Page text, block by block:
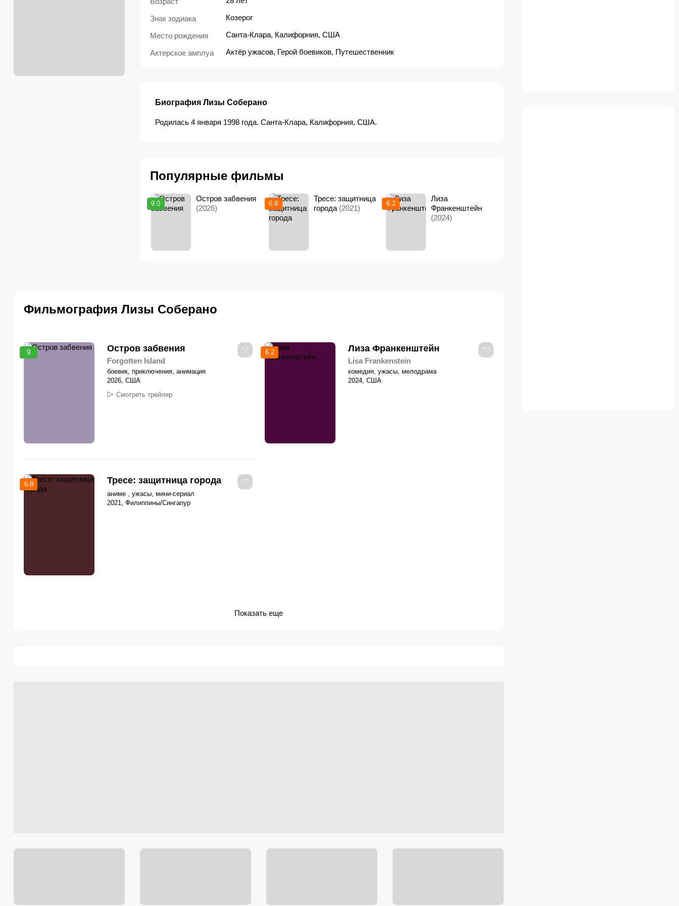
Знак зодиака Козерог
Место рождения Санта-Клара, Калифорния, США
Актерское амплуа Актёр ужасов, Герой боевиков, Путешественник
Биография Лизы Соберано
Родилась 4 января 1998 года. Санта-Клара, Калифорния, США.
Популярные фильмы
9.0
Остров забвения
(2026)
6.8
Тресе: защитница
города (2021)
6.2
Лиза
Франкенштейн
(2024)
Фильмография Лизы Соберано
9 Остров забвения
Forgotten Island
боевик, приключения, анимация
2026, США
Смотреть трейлер
6.2 Лиза Франкенштейн
Lisa Frankenstein
комедия, ужасы, мелодрама
2024, США
6.8 Тресе: защитница города
аниме , ужасы, мини-сериал
2021, Филиппины/Сингапур
Показать еще